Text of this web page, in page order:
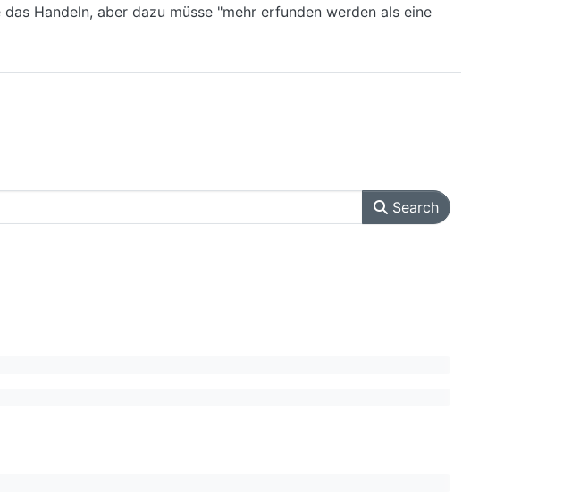
Handeln, aber dazu müsse "mehr erfunden werden als eine
Search